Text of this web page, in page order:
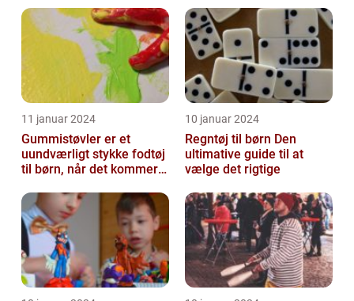
og ak...
11 januar 2024
Gummistøvler er et
uundværligt stykke fodtøj
til børn, når det kommer
opl...
10 januar 2024
Regntøj til børn Den
ultimative guide til at
vælge det rigtige